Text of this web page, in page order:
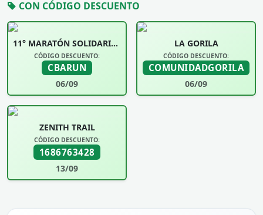
CON CÓDIGO DESCUENTO
11° MARATÓN SOLIDARIA UNIVERSIDAD SIGLO 21
CÓDIGO DESCUENTO:
CBARUN
06/09
LA GORILA
CÓDIGO DESCUENTO:
COMUNIDADGORILA
06/09
ZENITH TRAIL
CÓDIGO DESCUENTO:
1686763428
13/09